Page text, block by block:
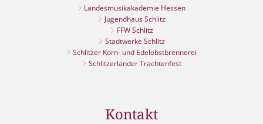
Landesmusikakademie Hessen
Jugendhaus Schlitz
FFW Schlitz
Stadtwerke Schlitz
Schlitzer Korn- und Edelobstbrennerei
Schlitzerländer Trachtenfest
Kontakt